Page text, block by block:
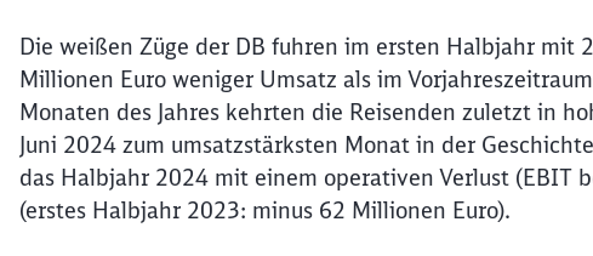
Die weißen Züge der DB fuhren im ersten Halbjahr mit
Millionen Euro weniger Umsatz als im
Monaten des Jahres kehrten die Reisenden zuletzt in
Juni 2024 zum umsatzstärksten Monat in der
das Halbjahr 2024 mit einem operativen Verlust (EBIT
(erstes Halbjahr 2023: minus 62 Millionen Euro).